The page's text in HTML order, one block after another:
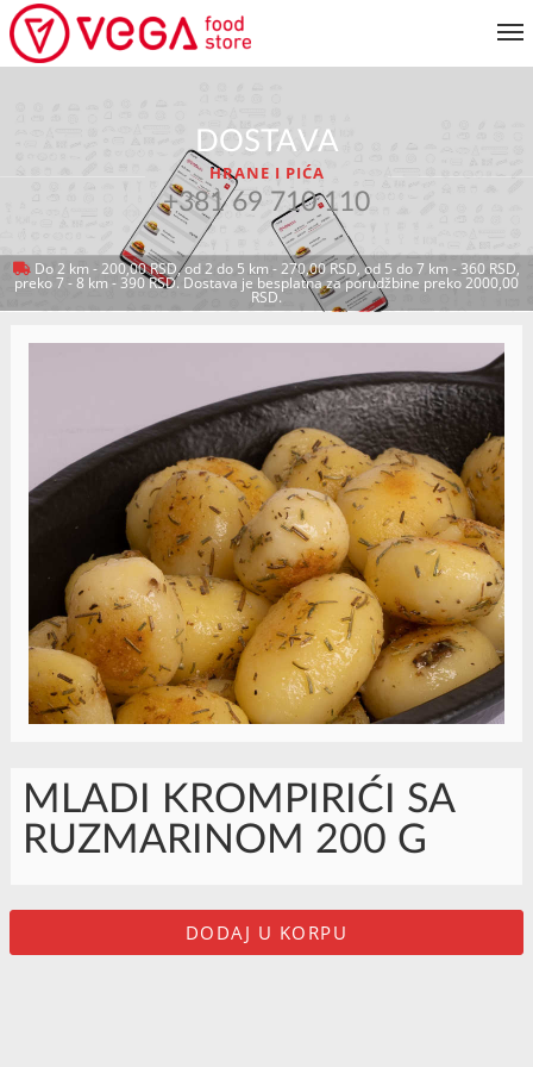
KORISNIČKI SERVISDOSTAVA
HRANE I PIĆA
+381 69 710 110
Do 2 km - 200,00 RSD, od 2 do 5 km - 270,00 RSD, od 5 do 7 km - 360 RSD,
preko 7 - 8 km - 390 RSD. Dostava je besplatna za porudžbine preko 2000,00
RSD.
VRATI SE NA JELOVNIK
MLADI KROMPIRIĆI SA
RUZMARINOM 200 G
DODAJ U KORPU